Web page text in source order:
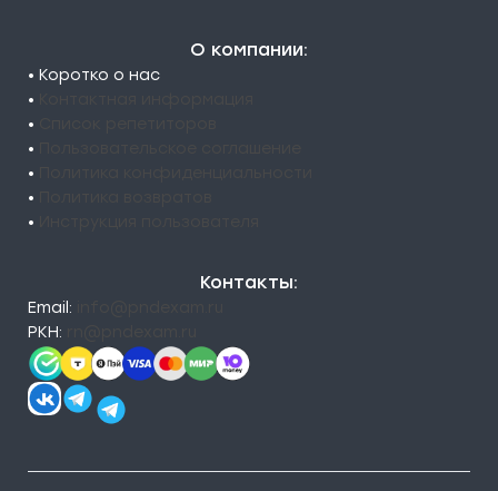
О компании:
• Коротко о нас
•
•
•
•
•
•
Контакты:
Email:
РКН: